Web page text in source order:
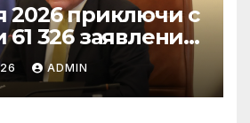
2026 приключи с
326 заявления
ADMIN